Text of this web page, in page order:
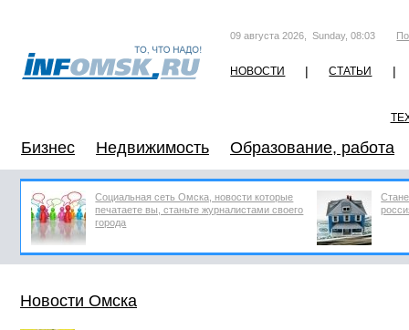
09 августа 2026, Sunday, 08:03
НОВОСТИ | СТАТЬИ |
Бизнес Недвижимость Образование, работа
Социальная сеть Омска, новости которые
печатаете вы, станьте журналистами своего
города
Новости Омска